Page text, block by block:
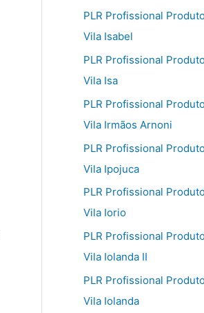
PLR Profissional
Vila Isabel
PLR Profissional
Vila Isa
PLR Profissional
Vila Irmãos Arnoni
PLR Profissional
Vila Ipojuca
PLR Profissional
Vila Iorio
PLR Profissional
Vila Iolanda II
PLR Profissional
Vila Iolanda